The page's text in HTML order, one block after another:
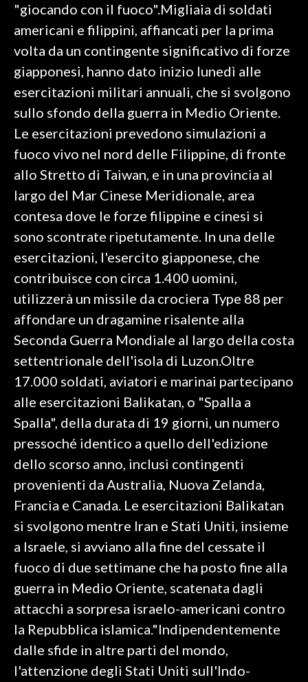
SARDEGNA TURISMO
SARDI NEL MONDO
NOTIZIE
EVENTI
3 MINUTI CON
INSULARITÀ
INFO AZIENDE
"giocando con il fuoco".Migliaia di soldati
americani e filippini, affiancati per la prima
volta da un contingente significativo di forze
giapponesi, hanno dato inizio lunedì alle
esercitazioni militari annuali, che si svolgono
sullo sfondo della guerra in Medio Oriente.
Le esercitazioni prevedono simulazioni a
fuoco vivo nel nord delle Filippine, di fronte
allo Stretto di Taiwan, e in una provincia al
largo del Mar Cinese Meridionale, area
contesa dove le forze filippine e cinesi si
sono scontrate ripetutamente. In una delle
esercitazioni, l'esercito giapponese, che
contribuisce con circa 1.400 uomini,
utilizzerà un missile da crociera Type 88 per
affondare un dragamine risalente alla
Seconda Guerra Mondiale al largo della costa
settentrionale dell'isola di Luzon.Oltre
17.000 soldati, aviatori e marinai partecipano
alle esercitazioni Balikatan, o "Spalla a
Spalla", della durata di 19 giorni, un numero
pressoché identico a quello dell'edizione
dello scorso anno, inclusi contingenti
provenienti da Australia, Nuova Zelanda,
Francia e Canada. Le esercitazioni Balikatan
si svolgono mentre Iran e Stati Uniti, insieme
a Israele, si avviano alla fine del cessate il
fuoco di due settimane che ha posto fine alla
guerra in Medio Oriente, scatenata dagli
attacchi a sorpresa israelo-americani contro
la Repubblica islamica."Indipendentemente
dalle sfide in altre parti del mondo,
l'attenzione degli Stati Uniti sull'Indo-